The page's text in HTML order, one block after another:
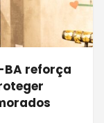
BA reforça